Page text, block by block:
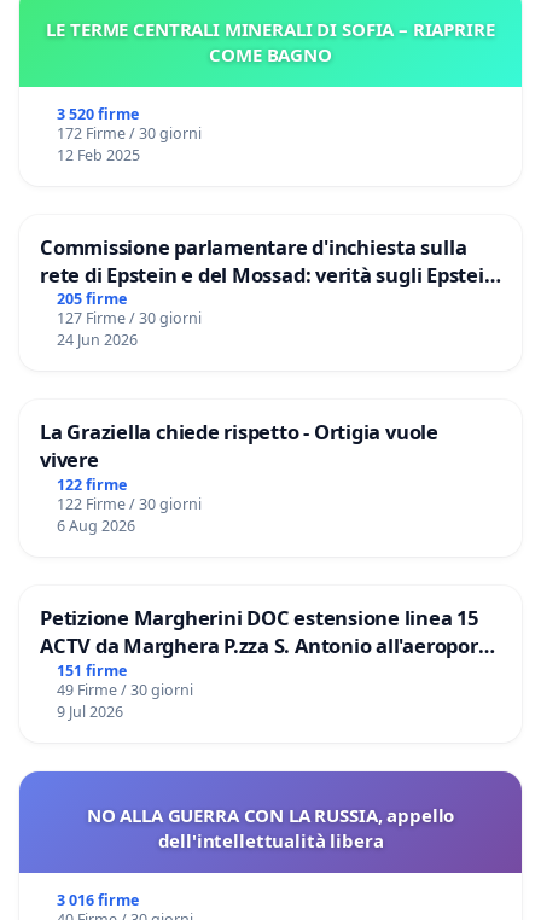
LE TERME CENTRALI MINERALI DI SOFIA – RIAPRIRE
COME BAGNO
3 520 firme
172 Firme / 30 giorni
12 Feb 2025
Commissione parlamentare d'inchiesta sulla
rete di Epstein e del Mossad: verità sugli Epstein
Files
205 firme
127 Firme / 30 giorni
24 Jun 2026
La Graziella chiede rispetto - Ortigia vuole
vivere
122 firme
122 Firme / 30 giorni
6 Aug 2026
Petizione Margherini DOC estensione linea 15
ACTV da Marghera P.zza S. Antonio all'aeroporto
Marco Polo tariffa a € 1,50
151 firme
49 Firme / 30 giorni
9 Jul 2026
NO ALLA GUERRA CON LA RUSSIA, appello
dell'intellettualità libera
3 016 firme